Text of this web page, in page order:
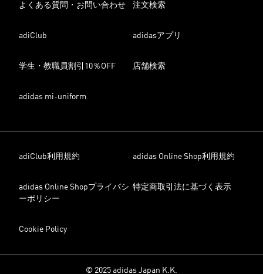
よくある質問・お問い合わせ 注文検索
adiClub adidasアプリ
学生・教職員割引10％OFF 店舗検索
adidas mi-uniform
adiClub利用規約 adidas Online Shop利用規約
adidas Online Shopプライバシ
ーポリシー
特定商取引法に基づく表示
Cookie Policy
© 2025 adidas Japan K.K.